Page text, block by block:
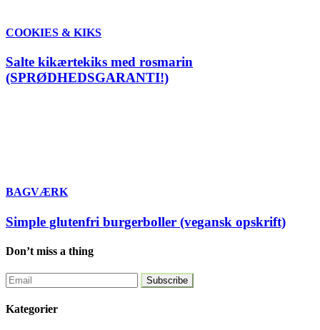
COOKIES & KIKS
Salte kikærtekiks med rosmarin
(SPRØDHEDSGARANTI!)
BAGVÆRK
Simple glutenfri burgerboller (vegansk opskrift)
Don’t miss a thing
Kategorier